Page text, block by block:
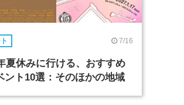
7/16
夏休みに行ける、おすすめ
ント10選：そのほかの地域